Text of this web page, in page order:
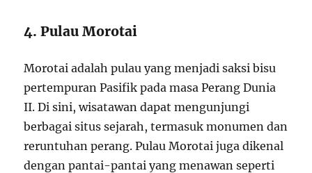
4. Pulau Morotai
Morotai adalah pulau yang menjadi saksi bisu
pertempuran Pasifik pada masa Perang Dunia
II. Di sini, wisatawan dapat mengunjungi
berbagai situs sejarah, termasuk monumen dan
reruntuhan perang. Pulau Morotai juga dikenal
dengan pantai-pantai yang menawan seperti